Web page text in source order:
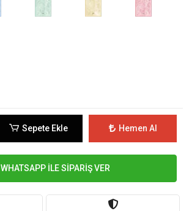
Sepete Ekle Hemen Al
WHATSAPP İLE SİPARİŞ VER